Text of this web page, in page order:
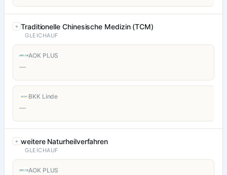
Traditionelle Chinesische Medizin (TCM)
GLEICHAUF
AOK PLUS
—
BKK Linde
—
weitere Naturheilverfahren
GLEICHAUF
AOK PLUS